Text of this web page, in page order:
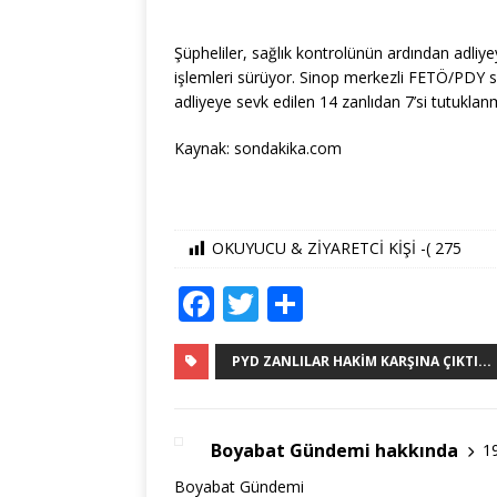
Şüpheliler, sağlık kontrolünün ardından
işlemleri sürüyor. Sinop merkezli FETÖ/PDY
adliyeye sevk edilen 14 zanlıdan 7’si
Kaynak: sondakika.com
OKUYUCU & ZİYARETCİ KİŞİ -( 275
F
a
c
b
o
T
w
it
r
h
ar
PYD ZANLILAR HAKIM KARŞINA ÇIKTI...
Boyabat Gündemi hakkında
Boyabat Gündemi